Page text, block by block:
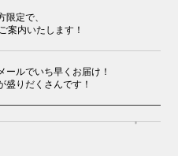
限定で、
案内いたします！
ールでいち早くお届け！
盛りだくさんです！